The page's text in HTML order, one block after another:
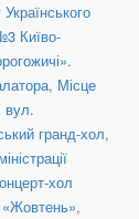
Київо-
, Місце
вул.
гранд-хол,
хол
«Жовтень»,